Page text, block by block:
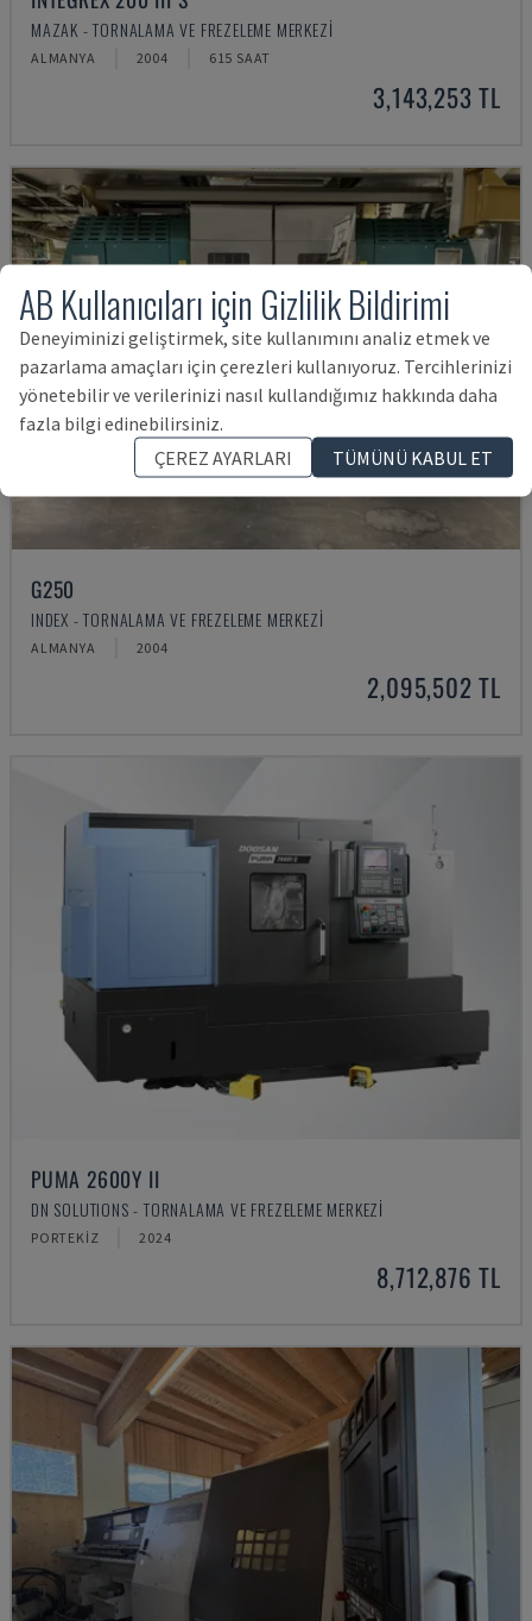
MAZAK - TORNALAMA VE FREZELEME MERKEZI
ALMANYA 2004 615 SAAT
3,143,253 TL
G250
INDEX - TORNALAMA VE FREZELEME MERKEZI
ALMANYA 2004
2,095,502 TL
PUMA 2600Y II
DN SOLUTIONS - TORNALAMA VE FREZELEME MERKEZI
PORTEKIZ 2024
8,712,876 TL
AB Kullanıcıları için Gizlilik Bildirimi
Deneyiminizi geliştirmek, site kullanımını analiz etmek ve
pazarlama amaçları için çerezleri kullanıyoruz. Tercihlerinizi
yönetebilir ve verilerinizi nasıl kullandığımız hakkında daha
fazla bilgi edinebilirsiniz.
ÇEREZ AYARLARI
TÜMÜNÜ KABUL ET